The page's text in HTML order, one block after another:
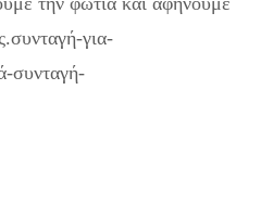
για-
συνταγή-